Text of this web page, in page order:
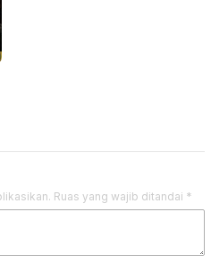
Ruas yang wajib ditandai *